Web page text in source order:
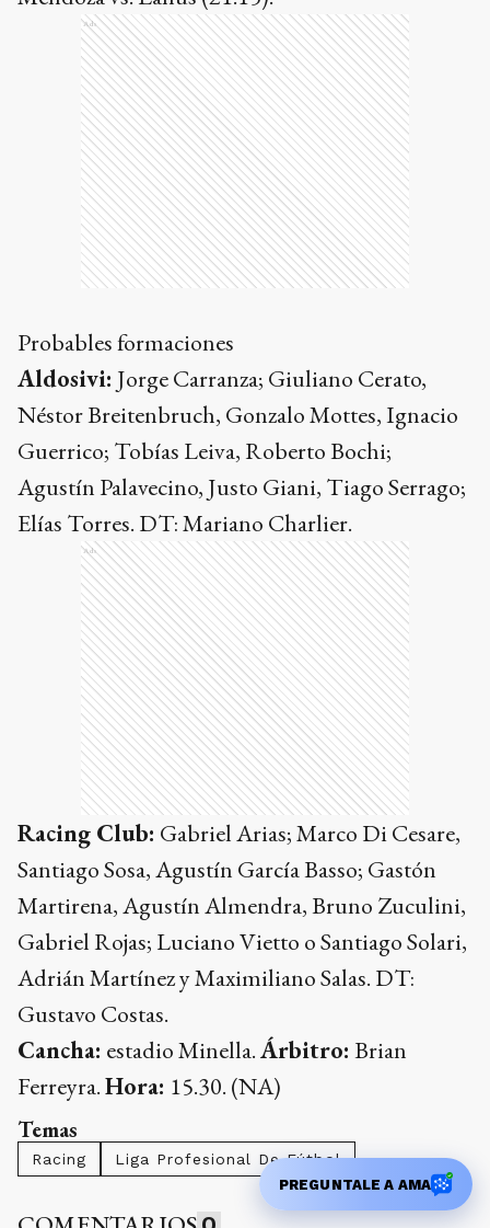
Ads
Probables formaciones
Aldosivi: Jorge Carranza; Giuliano Cerato,
Néstor Breitenbruch, Gonzalo Mottes, Ignacio
Guerrico; Tobías Leiva, Roberto Bochi;
Agustín Palavecino, Justo Giani, Tiago Serrago;
Elías Torres. DT: Mariano Charlier.
Ads
Racing Club: Gabriel Arias; Marco Di Cesare,
Santiago Sosa, Agustín García Basso; Gastón
Martirena, Agustín Almendra, Bruno Zuculini,
Gabriel Rojas; Luciano Vietto o Santiago Solari,
Adrián Martínez y Maximiliano Salas. DT:
Gustavo Costas.
Cancha: estadio Minella.Árbitro: Brian
Ferreyra.Hora: 15.30. (NA)
Temas
Racing Liga Profesional De Fútbol
PREGUNTALE A AMA